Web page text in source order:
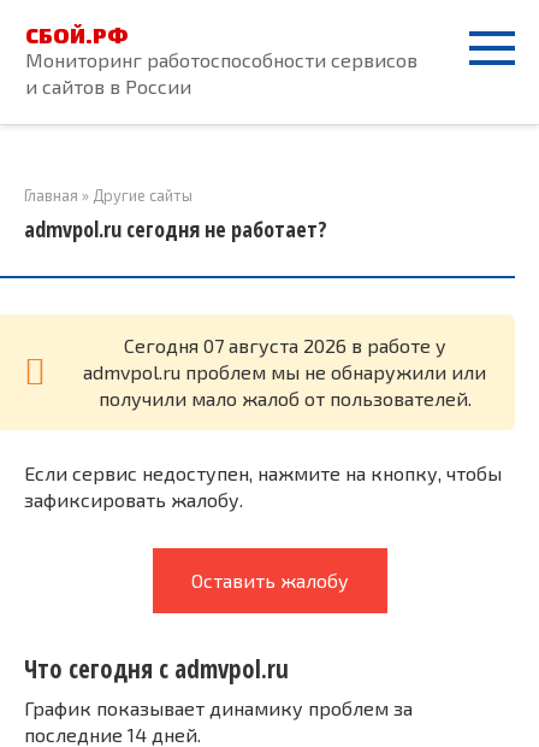
контенту
СБОЙ.РФ
Мониторинг работоспособности сервисов
и сайтов в России
Главная » Другие сайты
admvpol.ru сегодня не работает?
Cегодня 07 августа 2026 в работе у
admvpol.ru проблем мы не обнаружили или
получили мало жалоб от пользователей.
Если сервис недоступен, нажмите на кнопку, чтобы
зафиксировать жалобу.
Оставить жалобу
Что сегодня с admvpol.ru
График показывает динамику проблем за
последние 14 дней.